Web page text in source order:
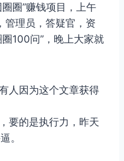
圈”赚钱项目，上午
管理员，答疑官，资
100问”，晚上大家就
人因为这个文章获得
要的是执行力，昨天
。